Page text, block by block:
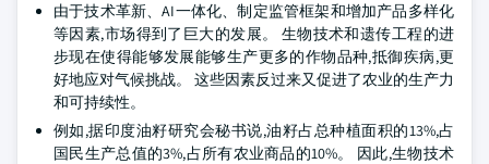
由于技术革新、AI一体化、制定监管框架和增加产品多样化
等因素,市场得到了巨大的发展。 生物技术和遗传工程的进
步现在使得能够发展能够生产更多的作物品种,抵御疾病,更
好地应对气候挑战。 这些因素反过来又促进了农业的生产力
和可持续性。
例如,据印度油籽研究会秘书说,油籽占总种植面积的13%,占
国民生产总值的3%,占所有农业商品的10%。 因此,生物技术